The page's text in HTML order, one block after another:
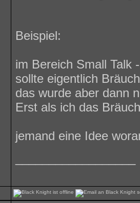
Beispiel:
im Bereich Small Talk
sollte eigentlich
das wurde aber dann
Erst als ich das
jemand eine Idee